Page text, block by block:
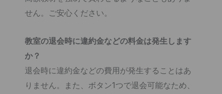
せん。ご安心ください。
教室の退会時に違約金などの料金は発生します
か？
退会時に違約金などの費用が発生することはあ
りません。また、ボタン1つで退会可能なため、